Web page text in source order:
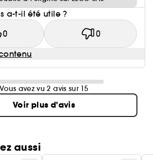
a-t-il été utile ?
0 0
Vous avez vu 2 avis sur 15
Voir plus d'avis
aussi